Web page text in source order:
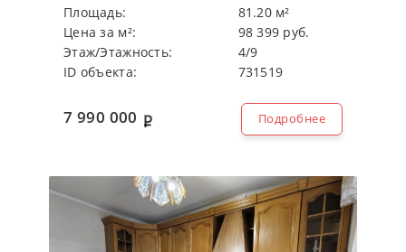
Плoщaдь:
81.20 м²
Цeнa зa м²:
98 399 руб.
Этaж/Этaжнocть:
4/9
ID объекта:
731519
7 990 000 Подробнее